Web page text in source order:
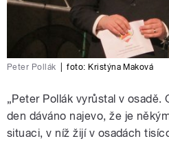
Peter Pollák foto: Kristýna Maková
„Peter Pollák vyrůstal v osadě.
den dáváno najevo, že je
situaci, v níž žijí v osadách